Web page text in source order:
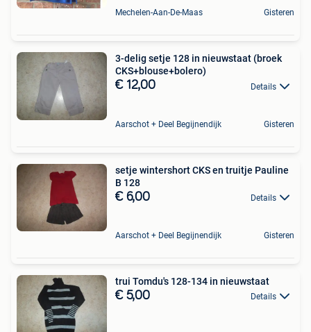
Mechelen-Aan-De-Maas Gisteren
3-delig setje 128 in nieuwstaat (broek
CKS+blouse+bolero)
€ 12,00 Details
Aarschot + Deel Begijnendijk Gisteren
setje wintershort CKS en truitje Pauline
B 128
€ 6,00 Details
Aarschot + Deel Begijnendijk Gisteren
trui Tomdu's 128-134 in nieuwstaat
€ 5,00 Details